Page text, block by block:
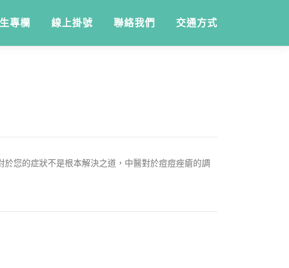
專欄 線上掛號 聯絡我們 交通方式
您的症狀不是根本解決之道，中醫對於痘痘痤瘡的調